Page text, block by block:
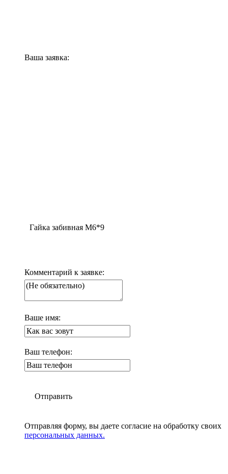
Ваша заявка:
Гайка забивная М6*9
Комментарий к заявке:
Ваше имя:
Ваш телефон:
Отправить
Отправляя форму, вы даете согласие на обработку своих
персональных данных.